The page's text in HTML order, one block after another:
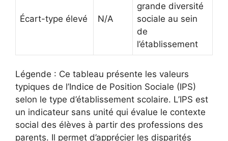
Écart-type élevé N/A
grande diversité
sociale au sein
de
l’établissement
Légende : Ce tableau présente les valeurs
typiques de l’Indice de Position Sociale (IPS)
selon le type d’établissement scolaire. L’IPS est
un indicateur sans unité qui évalue le contexte
social des élèves à partir des professions des
parents. Il permet d’apprécier les disparités